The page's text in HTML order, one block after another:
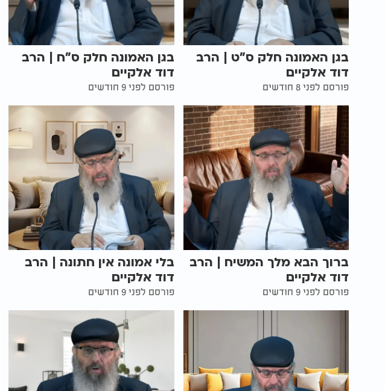
בגן האמונה חלק ס"ט | הרב
דוד אלקיים
פורסם לפני 8 חודשים
בגן האמונה חלק ס"ח | הרב
דוד אלקיים
פורסם לפני 9 חודשים
ברוך הבא מלך המשיח | הרב
דוד אלקיים
פורסם לפני 9 חודשים
בלי אמונה אין חתונה | הרב
דוד אלקיים
פורסם לפני 9 חודשים